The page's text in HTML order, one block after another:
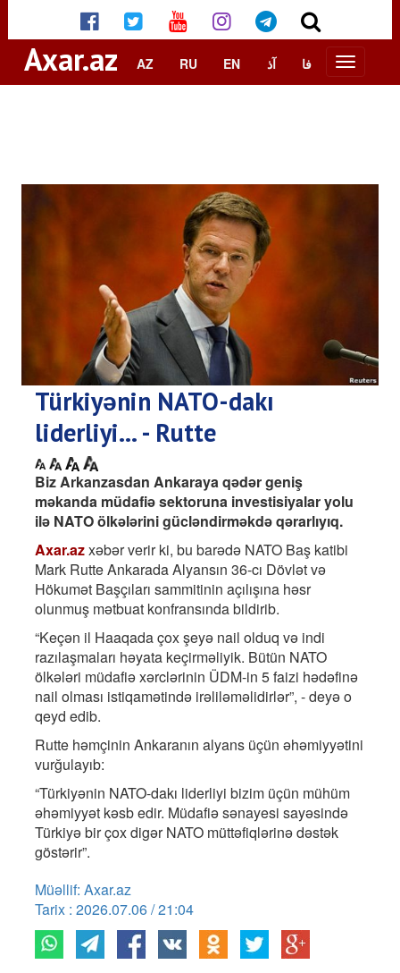
Axar.az AZ RU EN آذ فا
Türkiyənin NATO-dakı
liderliyi... - Rutte
Biz Arkanzasdan Ankaraya qədər geniş
məkanda müdafiə sektoruna investisiyalar yolu
ilə NATO ölkələrini gücləndirməkdə qərarlıyıq.
Axar.azxəbər verir ki, bu barədə NATO Baş katibi
Mark Rutte Ankarada Alyansın 36-cı Dövlət və
Hökumət Başçıları sammitinin açılışına həsr
olunmuş mətbuat konfransında bildirib.
“Keçən il Haaqada çox şeyə nail olduq və indi
razılaşmaları həyata keçirməliyik. Bütün NATO
ölkələri müdafiə xərclərinin ÜDM-in 5 faizi hədəfinə
nail olması istiqamətində irəliləməlidirlər”, - deyə o
qeyd edib.
Rutte həmçinin Ankaranın alyans üçün əhəmiyyətini
vurğulayıb:
“Türkiyənin NATO-dakı liderliyi bizim üçün mühüm
əhəmiyyət kəsb edir. Müdafiə sənayesi sayəsində
Türkiyə bir çox digər NATO müttəfiqlərinə dəstək
göstərir”.
Müəllif: Axar.az
Tarix : 2026.07.06 / 21:04